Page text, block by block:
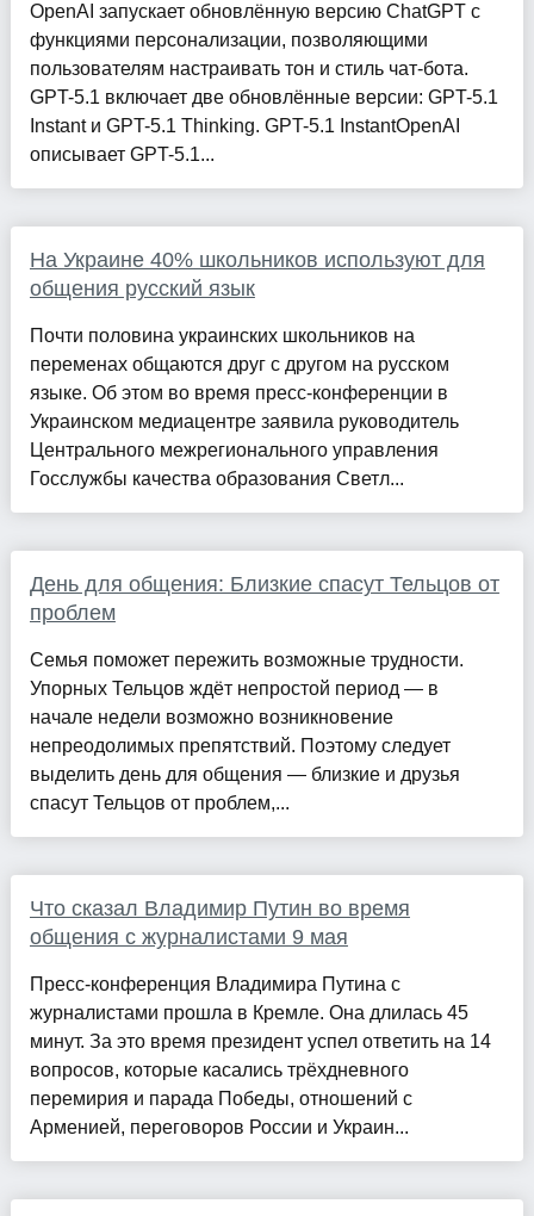
OpenAI запускает обновлённую версию ChatGPT с
функциями персонализации, позволяющими
пользователям настраивать тон и стиль чат-бота.
GPT-5.1 включает две обновлённые версии: GPT-5.1
Instant и GPT-5.1 Thinking. GPT-5.1 InstantOpenAI
описывает GPT-5.1...
На Украине 40% школьников используют для
общения русский язык
Почти половина украинских школьников на
переменах общаются друг с другом на русском
языке. Об этом во время пресс-конференции в
Украинском медиацентре заявила руководитель
Центрального межрегионального управления
Госслужбы качества образования Светл...
День для общения: Близкие спасут Тельцов от
проблем
Семья поможет пережить возможные трудности.
Упорных Тельцов ждёт непростой период — в
начале недели возможно возникновение
непреодолимых препятствий. Поэтому следует
выделить день для общения — близкие и друзья
спасут Тельцов от проблем,...
Что сказал Владимир Путин во время
общения с журналистами 9 мая
Пресс-конференция Владимира Путина с
журналистами прошла в Кремле. Она длилась 45
минут. За это время президент успел ответить на 14
вопросов, которые касались трёхдневного
перемирия и парада Победы, отношений с
Арменией, переговоров России и Украин...